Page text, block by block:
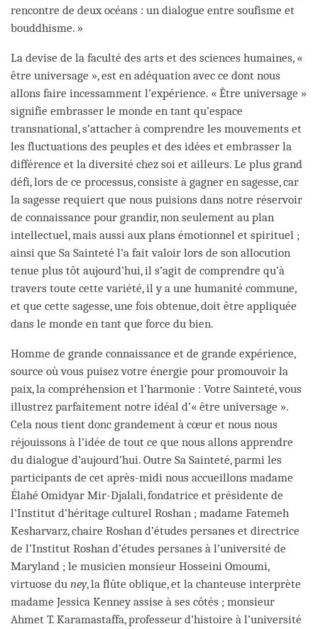
rencontre de deux océans : un dialogue entre soufisme et
bouddhisme. »
La devise de la faculté des arts et des sciences humaines, «
être universage », est en adéquation avec ce dont nous
allons faire incessamment l’expérience. « Être universage »
signifie embrasser le monde en tant qu’espace
transnational, s’attacher à comprendre les mouvements et
les fluctuations des peuples et des idées et embrasser la
différence et la diversité chez soi et ailleurs. Le plus grand
défi, lors de ce processus, consiste à gagner en sagesse, car
la sagesse requiert que nous puisions dans notre réservoir
de connaissance pour grandir, non seulement au plan
intellectuel, mais aussi aux plans émotionnel et spirituel ;
ainsi que Sa Sainteté l’a fait valoir lors de son allocution
tenue plus tôt aujourd’hui, il s’agit de comprendre qu’à
travers toute cette variété, il y a une humanité commune,
et que cette sagesse, une fois obtenue, doit être appliquée
dans le monde en tant que force du bien.
Homme de grande connaissance et de grande expérience,
source où vous puisez votre énergie pour promouvoir la
paix, la compréhension et l’harmonie : Votre Sainteté, vous
illustrez parfaitement notre idéal d’« être universage ».
Cela nous tient donc grandement à cœur et nous nous
réjouissons à l’idée de tout ce que nous allons apprendre
du dialogue d’aujourd’hui. Outre Sa Sainteté, parmi les
participants de cet après-midi nous accueillons madame
Élahé Omidyar Mir-Djalali, fondatrice et présidente de
l’Institut d’héritage culturel Roshan ; madame Fatemeh
Kesharvarz, chaire Roshan d’études persanes et directrice
de l’Institut Roshan d’études persanes à l’université de
Maryland ; le musicien monsieur Hosseini Omoumi,
virtuose du ney, la flûte oblique, et la chanteuse interprète
madame Jessica Kenney assise à ses côtés ; monsieur
Ahmet T. Karamastaffa, professeur d’histoire à l’université